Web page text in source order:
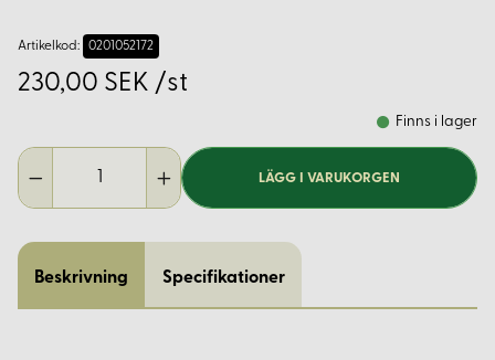
Artikelkod: 0201052172
230,00 SEK /st
Finns i lager
LÄGG I VARUKORGEN
Beskrivning Specifikationer